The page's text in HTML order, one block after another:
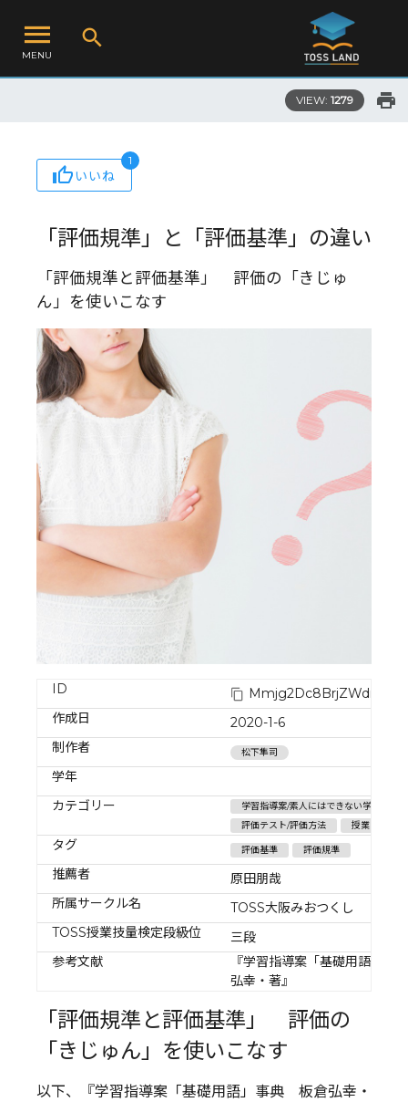
MENU
VIEW: 1279
いいね
1
「評価規準」と「評価基準」の違い
「評価規準と評価基準」 評価の「きじゅ
ん」を使いこなす
ID
作成日
2020-1-6
制作者
松下隼司
学年
カテゴリー
学習指導案/素人にはできない学習指導
評価テスト/評価方法
授業の基礎
タグ 評価基準 評価規準
推薦者
原田朋哉
所属サークル名
TOSS大阪みおつくし
TOSS授業技量検定段級位
三段
参考文献
『学習指導案「基礎用語」
弘幸・著』
「評価規準と評価基準」 評価の
「きじゅん」を使いこなす
以下、『学習指導案「基礎用語」事典 板倉弘幸・